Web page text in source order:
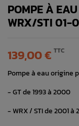
POMPE À
WRX/STI 01-
139,00 € TTC
Pompe à eau origine
- GT de 1993 à 2000
- WRX / STI de 2001 à